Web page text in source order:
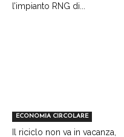
l’impianto RNG di...
ECONOMIA CIRCOLARE
Il riciclo non va in vacanza,